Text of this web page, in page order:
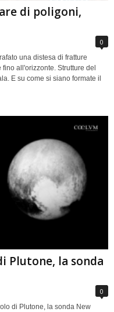
di poligoni,
0
una distesa di fratture
all'orizzonte. Strutture del
E su come si siano formate il
Plutone, la sonda
0
di Plutone, la sonda New